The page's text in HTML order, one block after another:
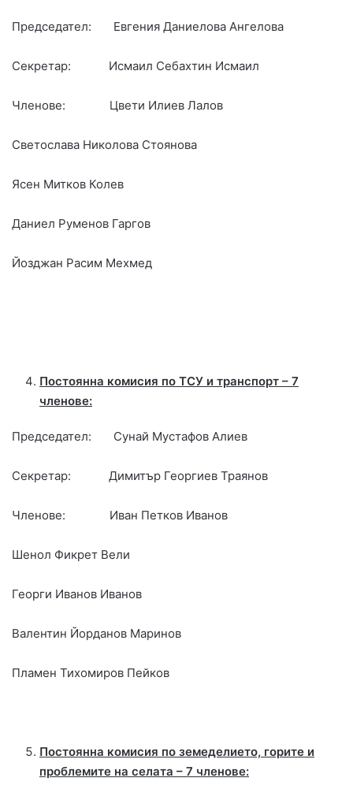
Председател: Евгения Даниелова Ангелова
Секретар: Исмаил Себахтин Исмаил
Членове: Цвети Илиев Лалов
Светослава Николова Стоянова
Ясен Митков Колев
Даниел Руменов Гаргов
Йозджан Расим Мехмед
Постоянна комисия по ТСУ и транспорт – 7
членове:
Председател: Сунай Мустафов Алиев
Секретар: Димитър Георгиев Траянов
Членове: Иван Петков Иванов
Шенол Фикрет Вели
Георги Иванов Иванов
Валентин Йорданов Маринов
Пламен Тихомиров Пейков
Постоянна комисия по земеделието, горите и
проблемите на селата – 7 членове: